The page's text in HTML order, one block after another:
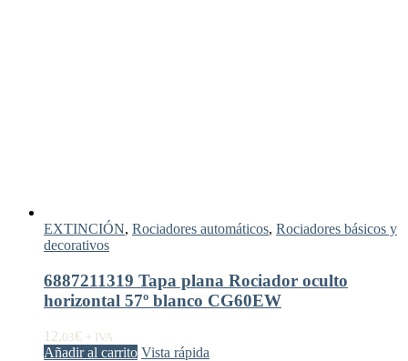
EXTINCIÓN, Rociadores automáticos, Rociadores básicos y
decorativos
6887211319 Tapa plana Rociador oculto
horizontal 57º blanco CG60EW
12,03€ + IVA
Añadir al carrito Vista rápida